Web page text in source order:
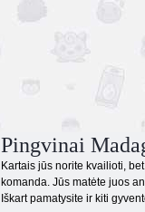
Pingvinai
Kartais jūs norite kvailioti,
komanda. Jūs matėte juos
Iškart pamatysite ir kiti